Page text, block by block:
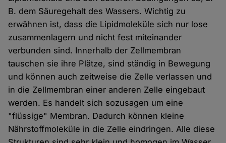
B. dem Säuregehalt des Wassers. Wichtig zu
erwähnen ist, dass die Lipidmoleküle sich nur lose
zusammenlagern und nicht fest miteinander
verbunden sind. Innerhalb der Zellmembran
tauschen sie ihre Plätze, sind ständig in Bewegung
und können auch zeitweise die Zelle verlassen und
in die Zellmembran einer anderen Zelle eingebaut
werden. Es handelt sich sozusagen um eine
"flüssige" Membran. Dadurch können kleine
Nährstoffmoleküle in die Zelle eindringen. Alle diese